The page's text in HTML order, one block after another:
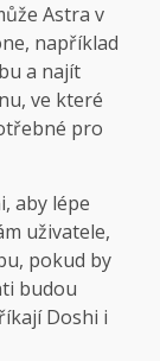
Astra v
například
a najít
ve které
pro
aby lépe
uživatele,
pokud by
budou
Doshi i